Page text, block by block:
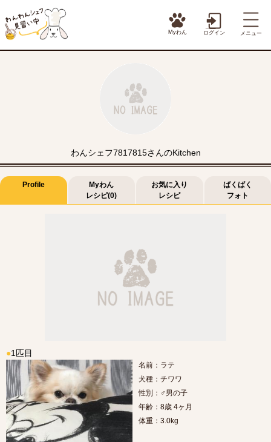
Myわん ログイン メニュー
わんシェフ7817815さんのKitchen
Profile
Myわん
レシピ(0)
お気に入り
レシピ
ばくばく
フォト
●1匹目
名前：ラテ
犬種：チワワ
性別：♂男の子
年齢：8歳 4ヶ月
体重：3.0kg